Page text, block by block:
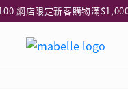
指定純銀動物耳環2件享7折